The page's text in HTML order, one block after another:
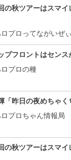
の秋ツアーはスマ
プロってながいぜ
プフロントはセンス
プロの種
「昨日の夜めちゃ
プロちゃん情報局
の秋ツアーはスマ